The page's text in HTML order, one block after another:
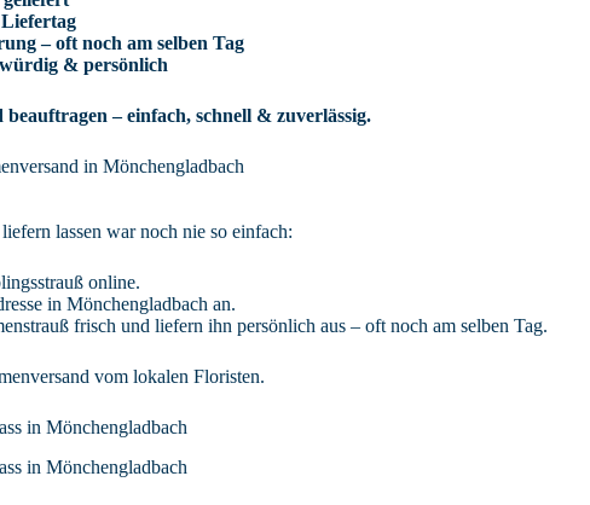
– oft noch am selben Tag
& persönlich
– einfach, schnell & zuverlässig.
in Mönchengladbach
lassen war noch nie so einfach:
online.
in Mönchengladbach an.
frisch und liefern ihn persönlich aus – oft noch am selben Tag.
vom lokalen Floristen.
in Mönchengladbach
in Mönchengladbach